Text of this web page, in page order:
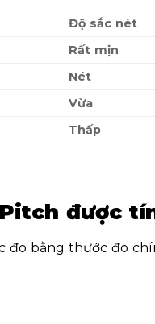
Độ sắc nét
Rất mịn
Nét
Vừa
Thấp
được
đo bằngthước đo